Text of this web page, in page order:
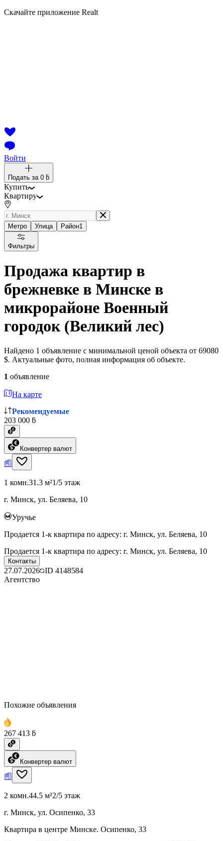
Скачайте приложение Realt
Войти
Подать за 0 ƃ
Купить
Квартиру
Метро Улица Район1
Фильтры
Продажа квартир в
брежневке в Минске в
микрорайоне Военный
городок (Великий лес)
Найдено 1 объявление с минимальной ценой объекта от 69080
$. Актуальные фото, полная информация об объекте.
1 объявление
На карте
Рекомендуемые
203 000 ƃ
Конвертер валют
1 комн.31.3 м²1/5 этаж
г. Минск, ул. Беляева, 10
Уручье
Продается 1-к квартира по адресу: г. Минск, ул. Беляева, 10
Продается 1-к квартира по адресу: г. Минск, ул. Беляева, 10
Контакты
27.07.2026 ID 4148584
Агентство
Похожие объявления
267 413 ƃ
Конвертер валют
2 комн.44.5 м²2/5 этаж
г. Минск, ул. Осипенко, 33
Квартира в центре Минске. Осипенко, 33